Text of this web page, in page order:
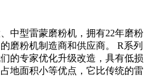
中型雷蒙磨粉机，拥有22年磨粉
磨粉机制造商和供应商。 R系列
的专家优化升级改造，具有低损
地面积小等优点，它比传统的雷